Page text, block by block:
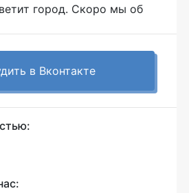
город. Скоро мы об
в Вконтакте